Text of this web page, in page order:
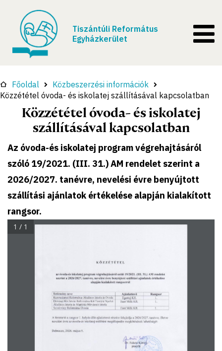
Tiszántúli Református
Egyházkerület
Főoldal
Közbeszerzési információk
Közzététel óvoda- és iskolatej szállításával kapcsolatban
Közzététel óvoda- és iskolatej
szállításával kapcsolatban
Az óvoda-és iskolatej program végrehajtásáról
szóló 19/2021. (III. 31.) AM rendelet szerint a
2026/2027. tanévre, nevelési évre benyújtott
szállítási ajánlatok értékelése alapján kialakított
rangsor.
1 / 1